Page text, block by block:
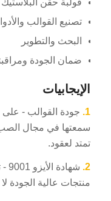
قولبة حقن البلاستيك
تصنيع القوالب
البحث والتطوير
ضمان الجودة
الإيجابيات
1.
سمعتها في مجال
تمتد لعقود.
2.
منتجات عالية الجودة لا